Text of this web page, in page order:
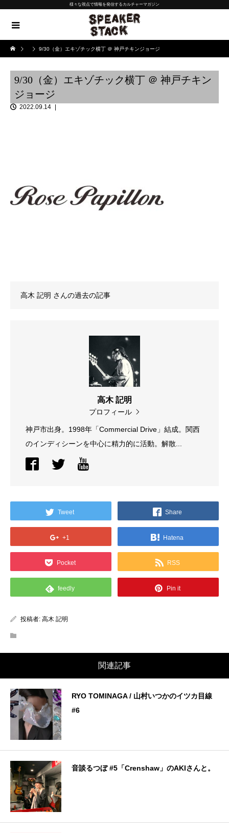
様々な視点で情報を発信するカルチャーマガジン
9/30（金）エキゾチック横丁 ＠ 神戸チキンジョージ
9/30（金）エキゾチック横丁 ＠ 神戸チキン
ジョージ
2022.09.14
高木 記明 さんの過去の記事
高木 記明
プロフィール
神戸市出身。1998年「Commercial Drive」結成。関西
のインディシーンを中心に精力的に活動。解散...
Tweet Share
+1 Hatena
Pocket RSS
feedly Pin it
投稿者: 高木 記明
関連記事
RYO TOMINAGA / 山村いつかのイツカ目線
#6
音談るつぼ #5「Crenshaw」のAKIさんと。